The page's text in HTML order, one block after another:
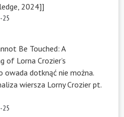
2024]]
25
Be Touched: A
of Lorna Crozier’s
owada dotknąć nie można.
wiersza Lorny Crozier pt.
25